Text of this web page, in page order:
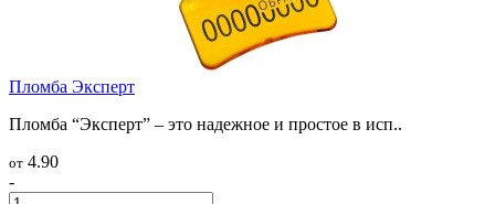
Пломба Эксперт
Пломба “Эксперт” – это надежное и простое в исп..
от 4.90
-